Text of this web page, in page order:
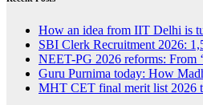
How an idea from IIT Delhi is
SBI Clerk Recruitment 2026:
NEET-PG 2026 reforms: From
Guru Purnima today: How
MHT CET final merit list 2026